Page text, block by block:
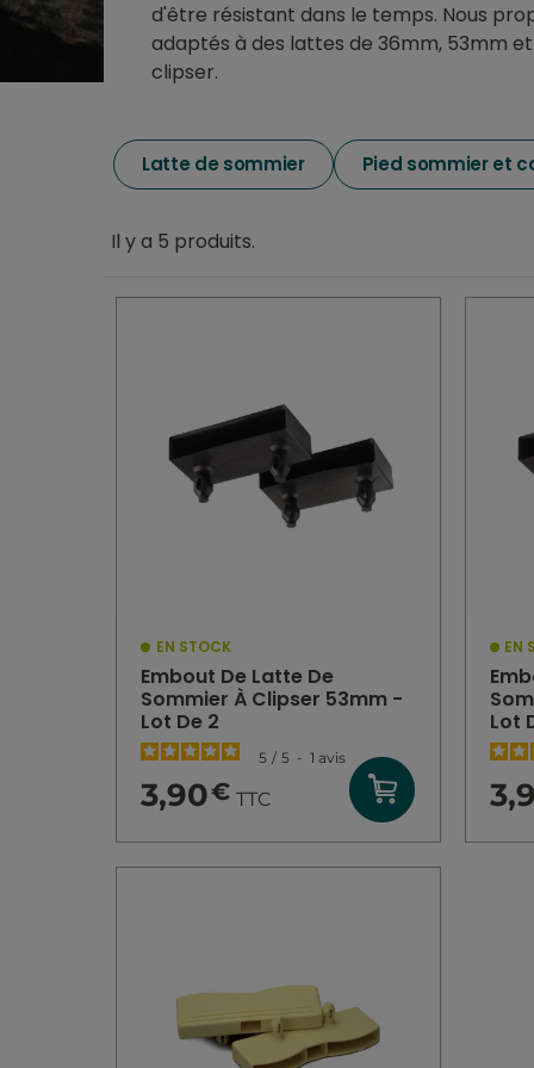
d'être résistant dans le temps. Nous
adaptés à des lattes de 36mm, 53mm
clipser.
Latte de sommier Pied sommier et
Il y a 5 produits.
EN STOCK
Embout De Latte De
Sommier À Clipser 53mm -
Lot De 2
5 / 5 - 1avis
3,90€ TTC
EN
Lot